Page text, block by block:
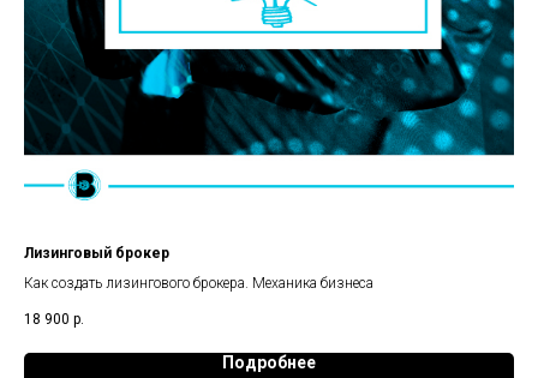
Лизинговый брокер
Как создать лизингового брокера. Механика бизнеса
18 900 р.
Подробнее